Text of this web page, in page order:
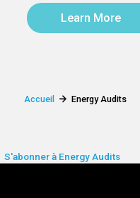
Learn More
Accueil Energy Audits
S'abonner à Energy Audits